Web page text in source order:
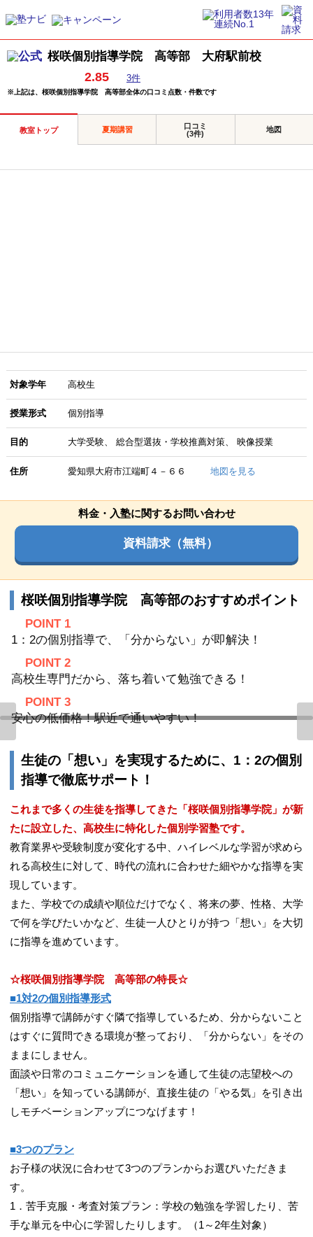
桜咲個別指導学院 高等部 大府駅前校
2.85 3件
※上記は、桜咲個別指導学院 高等部全体の口コミ点数・件数です
教室トップ 夏期講習
口コミ
(3件)
地図
対象学年 高校生
授業形式 個別指導
目的 大学受験 総合型選抜・学校推薦対策 映像授業
住所 愛知県大府市江端町４－６６ 地図を見る
料金・入塾に関するお問い合わせ
資料請求（無料）
桜咲個別指導学院 高等部のおすすめポイント
POINT 1
1：2の個別指導で、「分からない」が即解決！
POINT 2
高校生専門だから、落ち着いて勉強できる！
POINT 3
安心の低価格！駅近で通いやすい！
生徒の「想い」を実現するために、1：2の個別
指導で徹底サポート！
これまで多くの生徒を指導してきた「桜咲個別指導学院」が新
たに設立した、高校生に特化した個別学習塾です。
教育業界や受験制度が変化する中、ハイレベルな学習が求めら
れる高校生に対して、時代の流れに合わせた細やかな指導を実
現しています。
また、学校での成績や順位だけでなく、将来の夢、性格、大学
で何を学びたいかなど、生徒一人ひとりが持つ「想い」を大切
に指導を進めています。
☆桜咲個別指導学院 高等部の特長☆
■1対2の個別指導形式
個別指導で講師がすぐ隣で指導しているため、分からないこと
はすぐに質問できる環境が整っており、「分からない」をその
ままにしません。
面談や日常のコミュニケーションを通して生徒の志望校への
「想い」を知っている講師が、直接生徒の「やる気」を引き出
しモチベーションアップにつなげます！
■3つのプラン
お子様の状況に合わせて3つのプランからお選びいただきま
す。
1．苦手克服・考査対策プラン：学校の勉強を学習したり、苦
手な単元を中心に学習したりします。（1～2年生対象）